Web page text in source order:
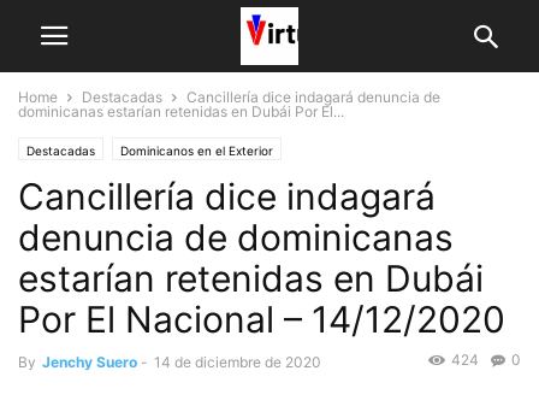
Home Destacadas
Cancillería dice indagará denuncia de
dominicanas estarían retenidas en Dubái Por El...
Destacadas Dominicanos en el Exterior
Cancillería dice indagará
denuncia de dominicanas
estarían retenidas en Dubái
Por El Nacional – 14/12/2020
By Jenchy Suero - 14 de diciembre de 2020 0
424